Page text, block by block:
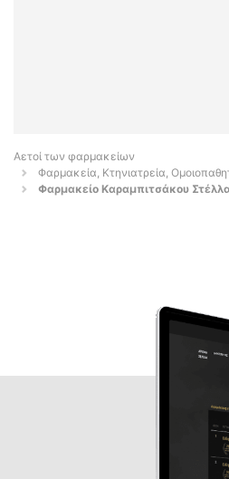
Αετοί των φαρμακείων
Φαρμακεία, Κτηνιατρεία,
Φαρμακείο Καραμπιτσάκου Στέλλα